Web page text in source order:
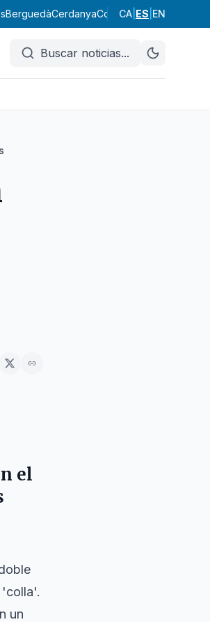
BerguedàCerdanyaConca de Barberà
CA ES EN
Buscar noticias...
el
'colla'.
un